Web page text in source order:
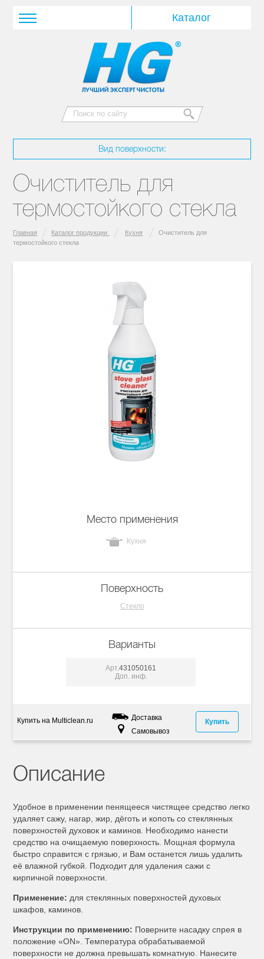
Вид поверхности:
Очиститель для
термостойкого стекла
Главная Каталог продукции Кухня
Очиститель для
термостойкого стекла
Место применения
Кухня
Поверхность
Стекло
Варианты
Арт.431050161
Доп. инф.
Купить на Multiclean.ru
Доставка
Самовывоз
Купить
Описание
Удобное в применении пенящееся чистящее средство легко
удаляет сажу, нагар, жир, дёготь и копоть со стеклянных
поверхностей духовок и каминов. Необходимо нанести
средство на очищаемую поверхность. Мощная формула
быстро справится с грязью, и Вам останется лишь удалить
её влажной губкой. Подходит для удаления сажи с
кирпичной поверхности.
Применение: для стеклянных поверхностей духовых
шкафов, каминов.
Инструкции по применению: Поверните насадку спрея в
положение «ON». Температура обрабатываемой
поверхности не должна превышать комнатную. Нанесите